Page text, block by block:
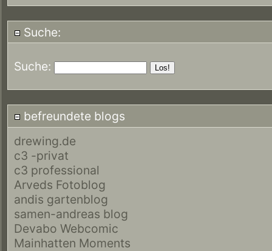
Suche:
Suche:
befreundete blogs
drewing.de
c3 -privat
c3 professional
Arveds Fotoblog
andis gartenblog
samen-andreas blog
Devabo Webcomic
Mainhatten Moments